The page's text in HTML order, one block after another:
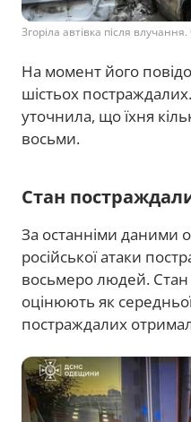
Згоріла автівка після
На момент його
шістьох
уточнила, що їхня
восьми.
Стан
За останніми даними
російської атаки
восьмеро людей. Стан
оцінюють як
постраждалих